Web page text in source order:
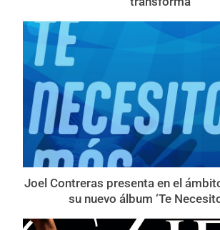
Joel Contreras presenta en el
su nuevo álbum ‘Te